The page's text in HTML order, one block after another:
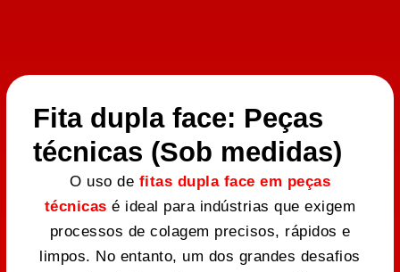
Fita dupla face: Peças
técnicas (Sob medidas)
O uso de fitas dupla face em peças
técnicas é ideal para indústrias que exigem
processos de colagem precisos, rápidos e
limpos. No entanto, um dos grandes desafios